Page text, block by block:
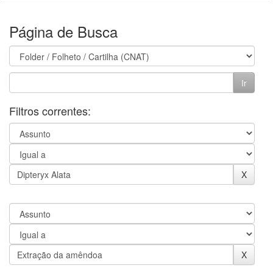
Página de Busca
Filtros correntes: